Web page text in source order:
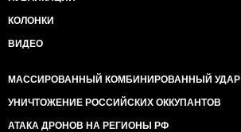
КОЛОНКИ
ВИДЕО
МАССИРОВАННЫЙ КОМБИНИРОВАННЫЙ УДАР
УНИЧТОЖЕНИЕ РОССИЙСКИХ ОККУПАНТОВ
АТАКА ДРОНОВ НА РЕГИОНЫ РФ